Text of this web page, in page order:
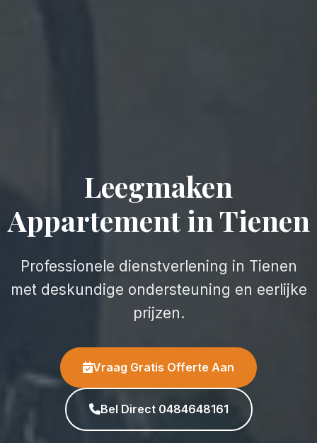
Leegmaken
Appartement in Tienen
Professionele dienstverlening in Tienen
met deskundige ondersteuning en eerlijke
prijzen.
Vraag Gratis Offerte Aan
Bel Direct 0484648161